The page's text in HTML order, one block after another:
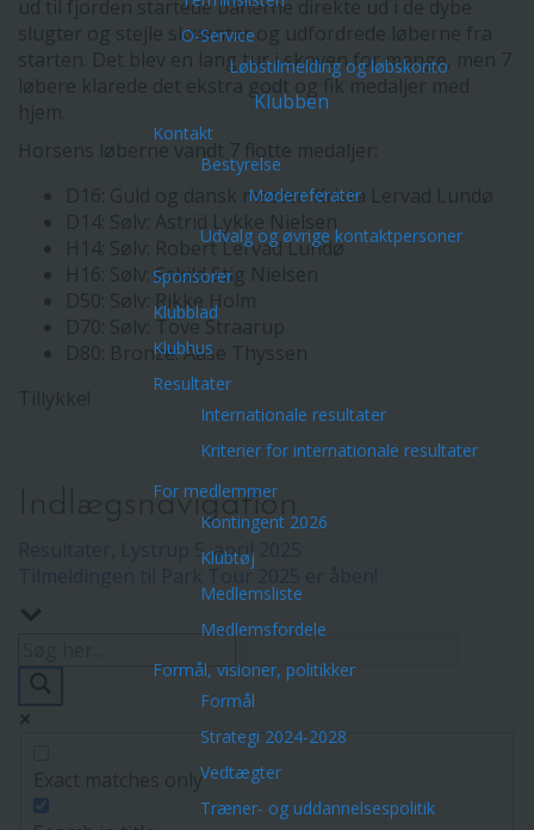
O-Service
Løbstilmelding og løbskonto
Klubben
Kontakt
Bestyrelse
Mødereferater
Udvalg og øvrige kontaktpersoner
Sponsorer
Klubblad
Klubhus
Resultater
Internationale resultater
Kriterier for internationale resultater
For medlemmer
Kontingent 2026
Klubtøj
Medlemsliste
Medlemsfordele
Formål, visioner, politikker
Formål
Strategi 2024-2028
Vedtægter
Træner- og uddannelsespolitik
ud til fjorden startede banerne direkte ud i de dybe
slugter og stejle skrænter og udfordrede løberne fra
starten. Det blev en lang tur i skoven for mange, men 7
løbere klarede det ekstra godt og fik medaljer med
D16: Guld og dansk mester: Krista Lervad Lundø
H14: Sølv: Robert Lervad Lundø
H16: Sølv: Eskild Stig Nielsen
D50: Sølv: Rikke Holm
D70: Sølv: Tove Straarup
D80: Bronze: Aase Thyssen
Indlægsnavigation
Resultater, Lystrup 5. april 2025
Tilmeldingen til Park Tour 2025 er åben!
Exact matches only